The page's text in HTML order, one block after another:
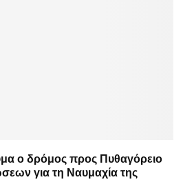
ο δρόμος προς Πυθαγόρειο
για τη Ναυμαχία της